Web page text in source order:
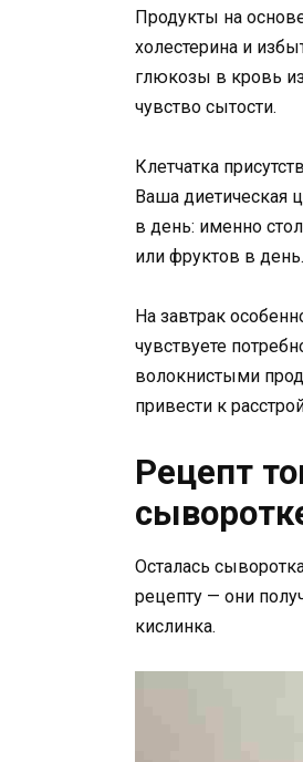
Продукты на
холестерина и
глюкозы в кровь
чувство сытости.
Клетчатка
Ваша диетическая
в день: именно
или фруктов в день.
На завтрак
чувствуете
волокнистыми
привести к
Рецепт
Осталась
рецепту — они
кислинка.